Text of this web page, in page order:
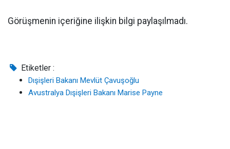
Görüşmenin içeriğine ilişkin bilgi paylaşılmadı.
Etiketler :
Dışişleri Bakanı Mevlüt Çavuşoğlu
Avustralya Dışişleri Bakanı Marise Payne